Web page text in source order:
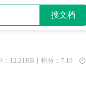
搜文档
：12.21KB 积分：7.19 